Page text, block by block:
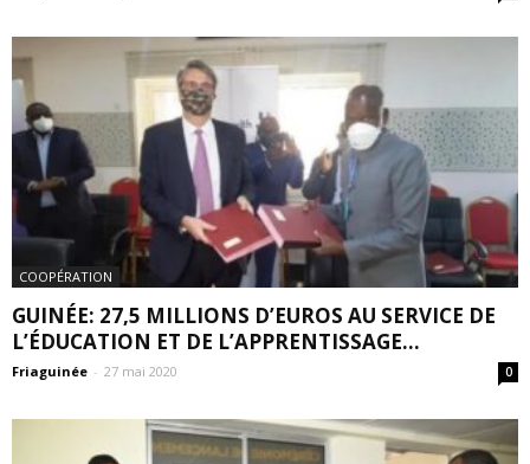
COOPÉRATION
GUINÉE: 27,5 MILLIONS D’EUROS AU SERVICE DE
L’ÉDUCATION ET DE L’APPRENTISSAGE...
Friaguinée - 27 mai 2020 0